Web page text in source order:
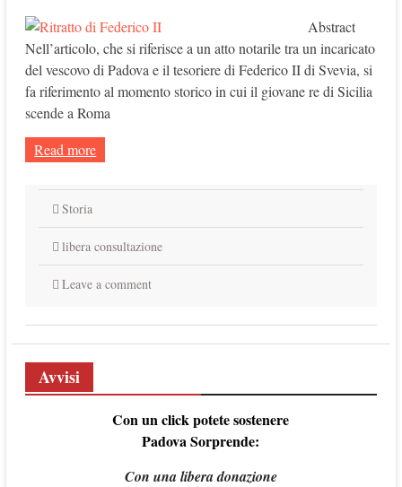
Abstract
Nell’articolo, che si riferisce a un atto notarile tra un incaricato
del vescovo di Padova e il tesoriere di Federico II di Svevia, si
fa riferimento al momento storico in cui il giovane re di Sicilia
scende a Roma
Read more
Storia
libera consultazione
Leave a comment
Avvisi
Con un click potete sostenere
Padova Sorprende:
Con una libera donazione